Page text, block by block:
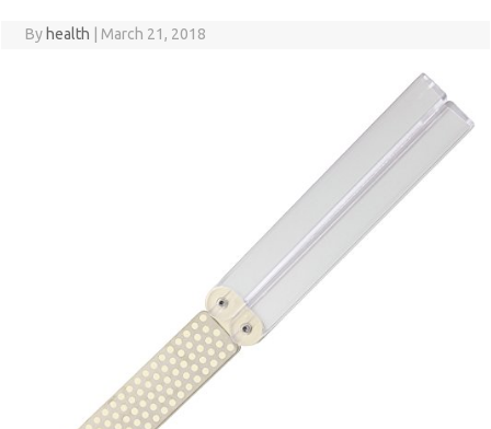
By health March 21, 2018